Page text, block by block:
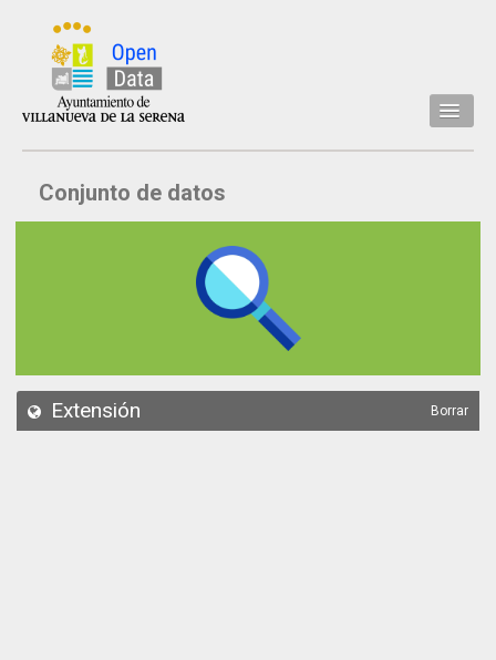
Inicio
Datos
API
Conjunto de datos
Extensión Borrar